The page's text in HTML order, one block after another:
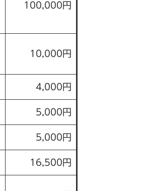
100,000円
10,000円
4,000円
5,000円
5,000円
16,500円